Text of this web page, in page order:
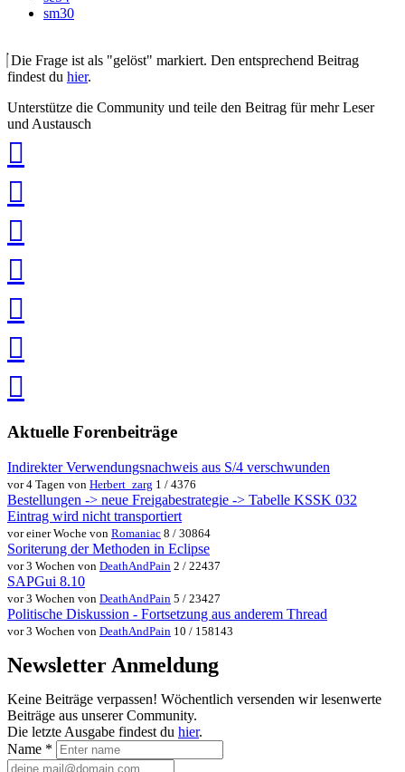
sm30
Die Frage ist als "gelöst" markiert. Den entsprechend Beitrag
findest du hier.
Unterstütze die Community und teile den Beitrag für mehr Leser
und Austausch
teilen
teilen
teilen
teilen
speichern
via
teilenteilen
Aktuelle Forenbeiträge
Indirekter Verwendungsnachweis aus S/4 verschwunden
vor 4 Tagen von Herbert_zarg 1 / 4376
Bestellungen -> neue Freigabestrategie -> Tabelle KSSK 032
Eintrag wird nicht transportiert
vor einer Woche von Romaniac 8 / 30864
Soriterung der Methoden in Eclipse
vor 3 Wochen von DeathAndPain 2 / 22437
SAPGui 8.10
vor 3 Wochen von DeathAndPain 5 / 23427
Politische Diskussion - Fortsetzung aus anderem Thread
vor 3 Wochen von DeathAndPain 10 / 158143
Newsletter Anmeldung
Keine Beiträge verpassen! Wöchentlich versenden wir lesenwerte
Beiträge aus unserer Community.
Die letzte Ausgabe findest du hier.
Name *